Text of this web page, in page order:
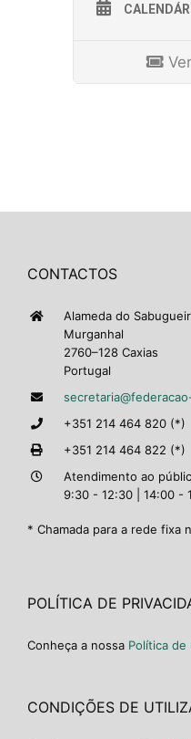
CONTACTOS
Alameda do
Murganhal
2760–128 Caxias
Portugal
+351 214 464 820 (*)
+351 214 464 822 (*)
Atendimento ao
9:30 - 12:30 | 14:00 -
* Chamada para a rede fixa
POLÍTICA DE
Conheça a nossa Política de
CONDIÇÕES DE